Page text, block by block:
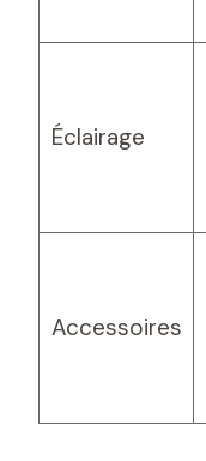
Éclairage
Accessoires